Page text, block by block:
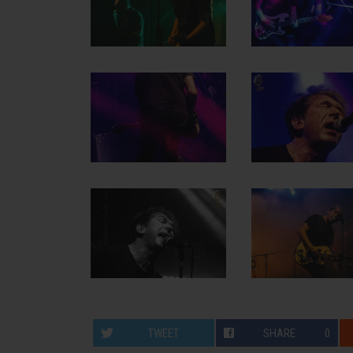
TWEET SHARE 0